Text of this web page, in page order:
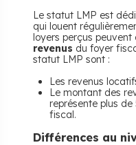
Le statut LMP est
qui louent
loyers perçus peuvent
revenus du foyer
statut LMP sont :
Les revenus
Le montant des
représente plus
fiscal.
Différences au